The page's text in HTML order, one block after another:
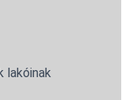
lakóinak